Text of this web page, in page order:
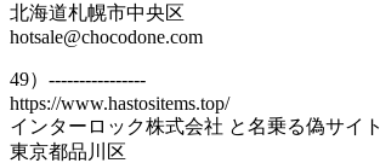
北海道札幌市中央区
hotsale@chocodone.com
49）----------------
https://www.hastositems.top/
インターロック株式会社 と名乗る偽サイト
東京都品川区